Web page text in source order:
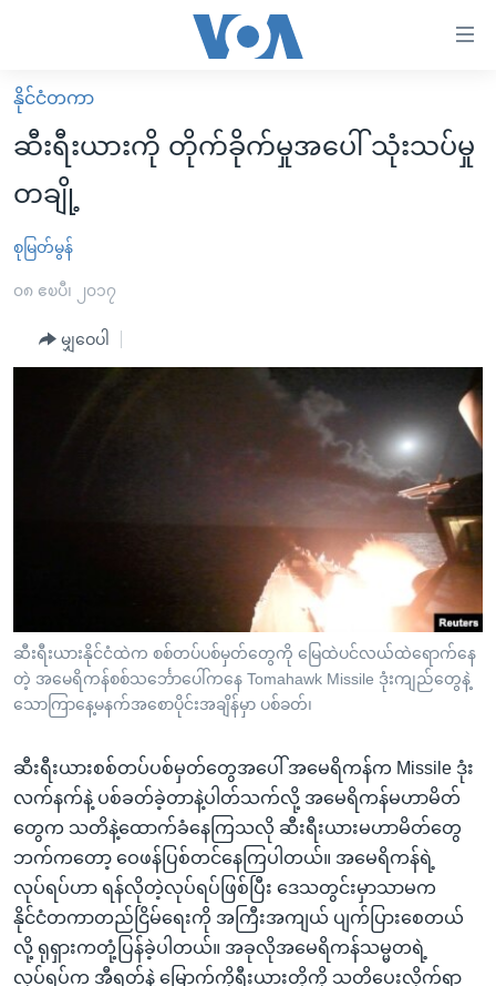
လွယ်ကူ
စေ
များ
ပင်မ
ကြည့်
ရန်
ရှာဖွေ
နေရာ
သို့
ကျော်
ရန်
မူလစာမျက်နှာ
မြန်မာ
ကမ္ဘာ့သတင်းများ
နိုင်ငံတကာ
အစ္စရေး-ပါလက်စတိုင်း
ဗွီဒီယို
အင်္ဂလိပ်စာလေ့လာမယ်
ဘာသာစကားများ
နိုင်ငံတကာ
ဆီးရီးယားကို တိုက်ခိုက်မှုအပေါ် သုံးသပ်မှု
တချို့
စုမြတ်မွန်
၀၈ ဧၿပီ၊ ၂၀၁၇
မျှဝေပါ
ဆီးရီးယားနိုင်ငံထဲက စစ်တပ်ပစ်မှတ်တွေကို မြေထဲပင်လယ်ထဲရောက်နေ
တဲ့ အမေရိကန်စစ်သင်္ဘောပေါ်ကနေ Tomahawk Missile ဒုံးကျည်တွေနဲ့
သောကြာနေ့မနက်အစောပိုင်းအချိန်မှာ ပစ်ခတ်၊
ဆီးရီးယားစစ်တပ်ပစ်မှတ်တွေအပေါ် အမေရိကန်က Missile ဒုံး
လက်နက်နဲ့ ပစ်ခတ်ခဲ့တာနဲ့ပါတ်သက်လို့ အမေရိကန်မဟာမိတ်
တွေက သတိနဲ့ထောက်ခံနေကြသလို ဆီးရီးယားမဟာမိတ်တွေ
ဘက်ကတော့ ဝေဖန်ပြစ်တင်နေကြပါတယ်။ အမေရိကန်ရဲ့
လုပ်ရပ်ဟာ ရန်လိုတဲ့လုပ်ရပ်ဖြစ်ပြီး ဒေသတွင်းမှာသာမက
နိုင်ငံတကာတည်ငြိမ်ရေးကို အကြီးအကျယ် ပျက်ပြားစေတယ်
လို့ ရုရှားကတုံ့ပြန်ခဲ့ပါတယ်။ အခုလိုအမေရိကန်သမ္မတရဲ့
လုပ်ရပ်က အီရတ်နဲ့ မြောက်ကိုရီးယားတို့ကို သတိပေးလိုက်ရာ